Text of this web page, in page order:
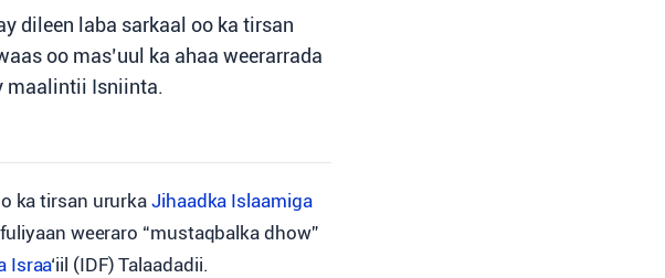
dileen laba sarkaal oo ka tirsan
oo mas’uul ka ahaa weerarrada
maalintii Isniinta.
ka tirsan ururkaJihaadka Islaamiga
weeraro “mustaqbalka dhow”
Israa‘iil (IDF) Talaadadii.